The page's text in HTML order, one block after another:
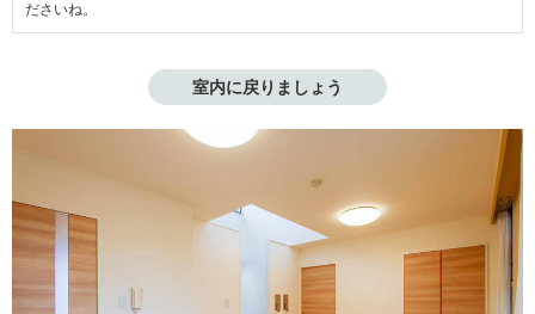
ださいね。
室内に戻りましょう